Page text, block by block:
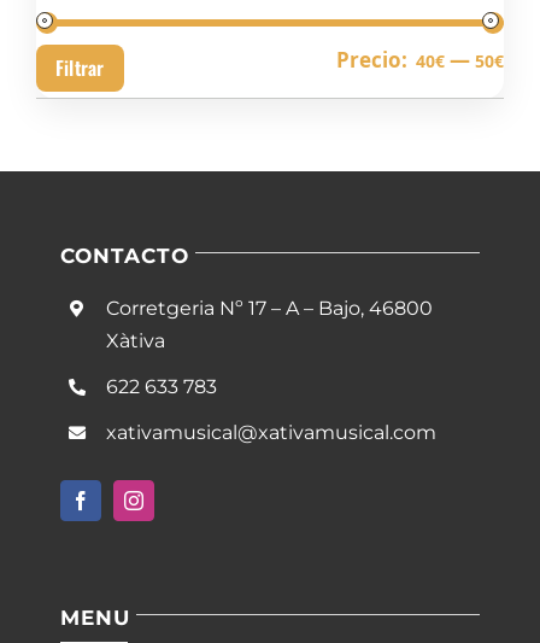
Filtrar Precio: 40€ — 50€
CONTACTO
Corretgeria Nº 17 – A – Bajo, 46800
Xàtiva
622 633 783
xativamusical@xativamusical.com
MENU